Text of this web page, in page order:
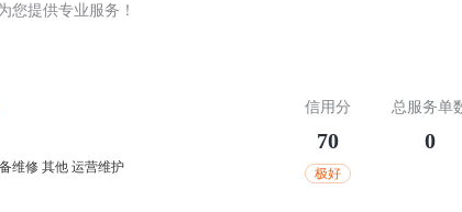
您提供专业服务！
维修 其他 运营维护
信用分
70
极好
总服务单
0